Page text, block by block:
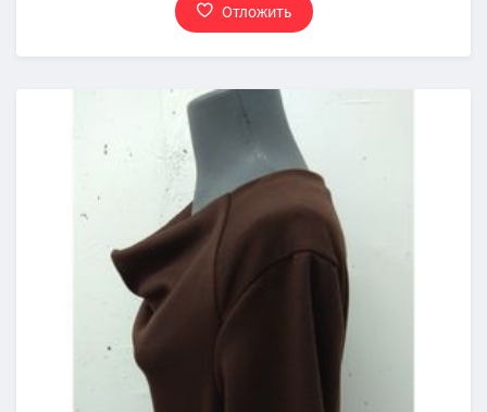
Отложить